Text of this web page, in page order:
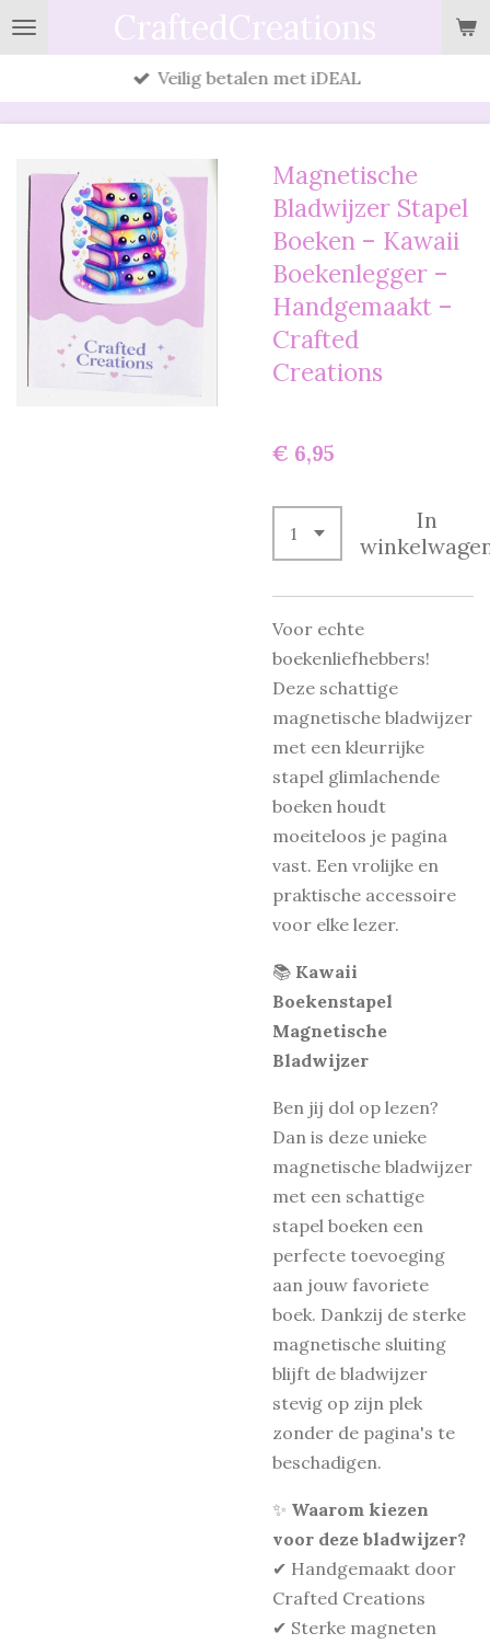
Ga
direct
CraftedCreations
Veilig betalen met iDEAL
Magnetische
Bladwijzer Stapel
Boeken – Kawaii
Boekenlegger –
Handgemaakt –
Crafted
Creations
€ 6,95
In
Voor echte
boekenliefhebbers!
Deze schattige
magnetische bladwijzer
met een kleurrijke
stapel glimlachende
boeken houdt
moeiteloos je pagina
vast. Een vrolijke en
praktische accessoire
voor elke lezer.
📚 Kawaii
Boekenstapel
Magnetische
Bladwijzer
Ben jij dol op lezen?
Dan is deze unieke
magnetische bladwijzer
met een schattige
stapel boeken een
perfecte toevoeging
aan jouw favoriete
boek. Dankzij de sterke
magnetische sluiting
blijft de bladwijzer
stevig op zijn plek
zonder de pagina's te
beschadigen.
✨ Waarom kiezen
voor deze bladwijzer?
✔ Handgemaakt door
Crafted Creations
✔ Sterke magneten